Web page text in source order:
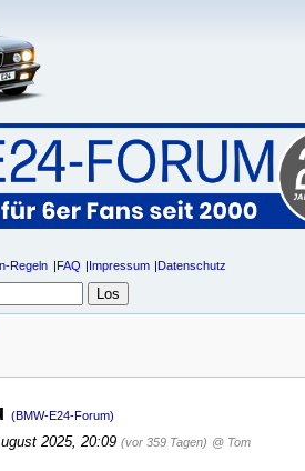
Regeln FAQ Impressum Datenschutz
(BMW-E24-Forum)
2025, 20:09 (vor 359 Tagen) @ Tom